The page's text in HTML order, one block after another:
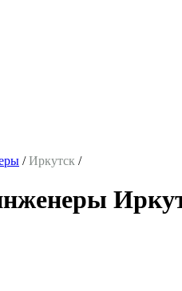
/Иркутск /